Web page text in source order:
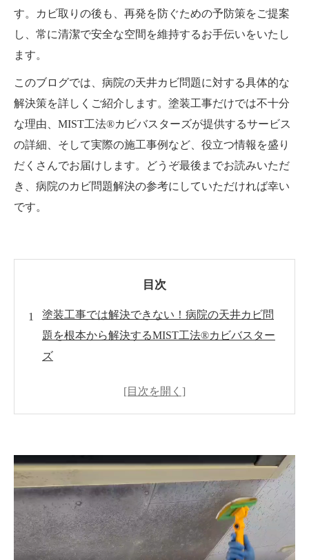
す。カビ取りの後も、再発を防ぐための予防策をご提案
し、常に清潔で安全な空間を維持するお手伝いをいたし
ます。
このブログでは、病院の天井カビ問題に対する具体的な
解決策を詳しくご紹介します。塗装工事だけでは不十分
な理由、MIST工法®カビバスターズが提供するサービス
の詳細、そして実際の施工事例など、役立つ情報を盛り
だくさんでお届けします。どうぞ最後までお読みいただ
き、病院のカビ問題解決の参考にしていただければ幸い
です。
目次
塗装工事では解決できない！病院の天井カビ問
題を根本から解決するMIST工法®カビバスター
ズ
カビ再発防止のための予防策
まとめ